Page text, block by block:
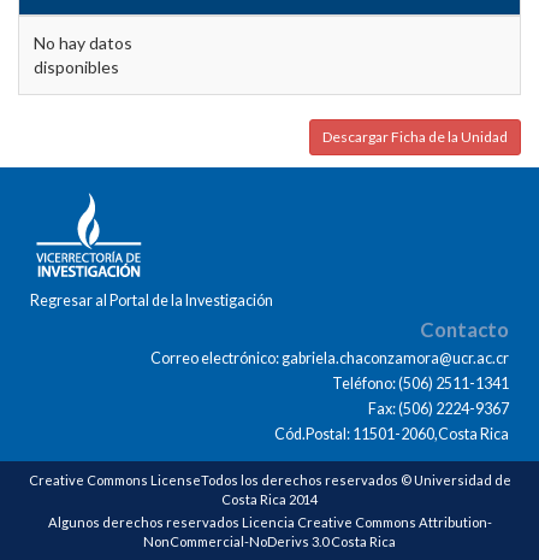
No hay datos
disponibles
Descargar Ficha de la Unidad
Regresar al Portal de la Investigación
Contacto
Correo electrónico: gabriela.chaconzamora@ucr.ac.cr
Teléfono: (506) 2511-1341
Fax: (506) 2224-9367
Cód.Postal: 11501-2060,Costa Rica
Creative Commons LicenseTodos los derechos reservados © Universidad de
Costa Rica 2014
Algunos derechos reservados Licencia Creative Commons Attribution-
NonCommercial-NoDerivs 3.0 Costa Rica